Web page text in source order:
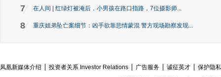
7 在人间 | 红绿灯被淹后，小男孩在路口指路，7位摄影师...
8 重庆姐弟坠亡案细节：凶手欲靠悲情蒙混 警方现场勘察发现...
凤凰新媒体介绍 投资者关系 Investor Relations 广告服务 诚征英才
保护隐